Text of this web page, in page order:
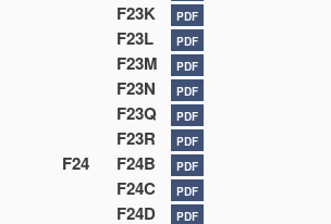
F23K PDF
F23L PDF
F23M PDF
F23N PDF
F23Q PDF
F23R PDF
F24 F24B PDF
F24C PDF
F24D PDF